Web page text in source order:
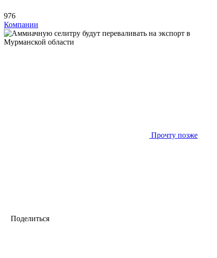
976
Компании
Прочту позже
Поделиться